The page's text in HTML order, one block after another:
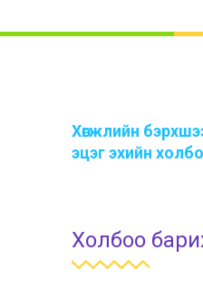
Хөгжлийн
эцэг эхийн
Холбоо